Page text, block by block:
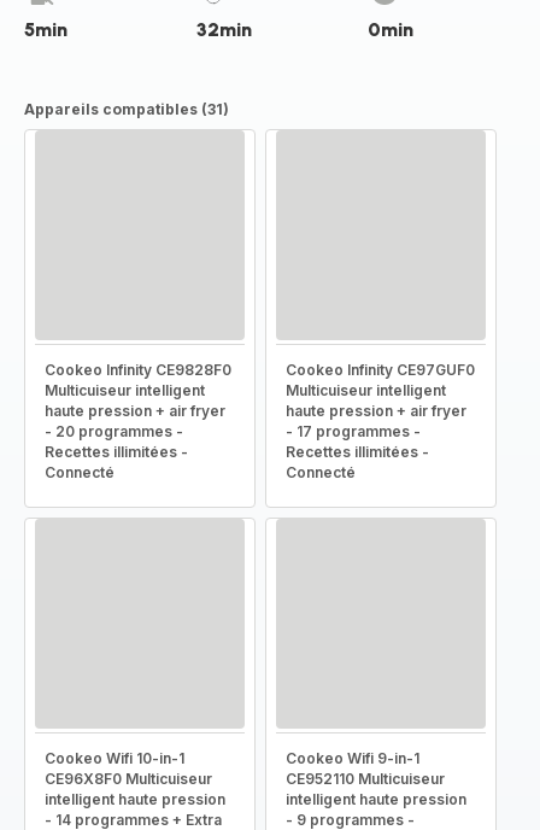
5min 32min 0min
Appareils compatibles (31)
Cookeo Infinity CE9828F0
Multicuiseur intelligent
haute pression + air fryer
- 20 programmes -
Recettes illimitées -
Connecté
Cookeo Infinity CE97GUF0
Multicuiseur intelligent
haute pression + air fryer
- 17 programmes -
Recettes illimitées -
Connecté
Cookeo Wifi 10-in-1
CE96X8F0 Multicuiseur
intelligent haute pression
- 14 programmes + Extra
Cookeo Wifi 9-in-1
CE952110 Multicuiseur
intelligent haute pression
- 9 programmes -